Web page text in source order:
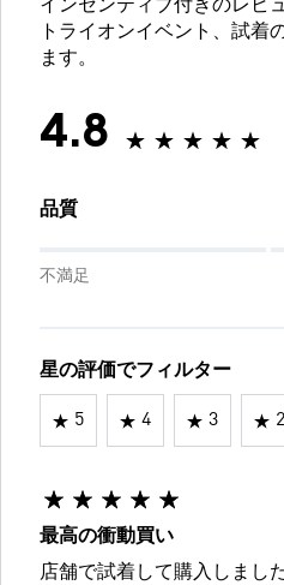
インセンティブ付きのレビ
トライオンイベント、試着
ます。
4.8
品質
不満足
星の評価でフィルター
5 4 3 2
最高の衝動買い
店舗で試着して購入しまし